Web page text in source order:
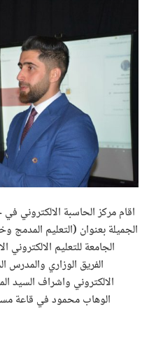
اقام مركز الحاسبة الالكتروني
الجميلة بعنوان (التعليم المدمج
الجامعة للتعليم
الفريق الوزاري والمدرس
الالكتروني واشراف السيد
الوهاب محمود في قاعة